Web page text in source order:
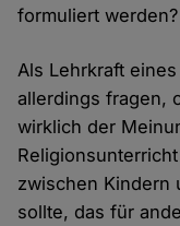
formuliert werden?
Als Lehrkraft
allerdings fragen,
wirklich der
zwischen Kindern
sollte, das für